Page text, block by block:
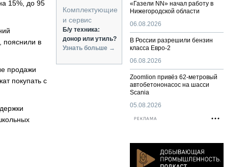
И СЕРВИС
15%, до 95
пояснили в
продажи
покупать с
Комплектующие
и сервис
Б/у техника:
донор или утиль?
Узнать больше →
«Газели NN» начал работу в
Нижегородской области
06.08.2026
В России разрешили бензин
класса Евро-2
06.08.2026
Zoomlion привёз 62-метровый
автобетононасос на шасси
Scania
05.08.2026
РЕКЛАМА